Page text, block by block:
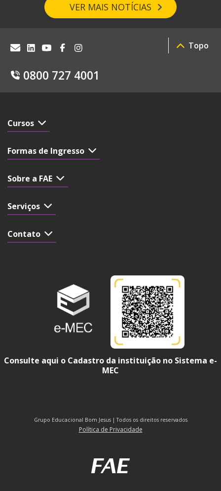
VER MAIS NOTÍCIAS
0800 727 4001
Topo
Cursos
Formas de Ingresso
Sobre a FAE
Serviços
Contato
Consulte aqui o Cadastro da instituição no Sistema e-
MEC
Grupo Educacional Bom Jesus | Todos os direitos reservados
Política de Privacidade